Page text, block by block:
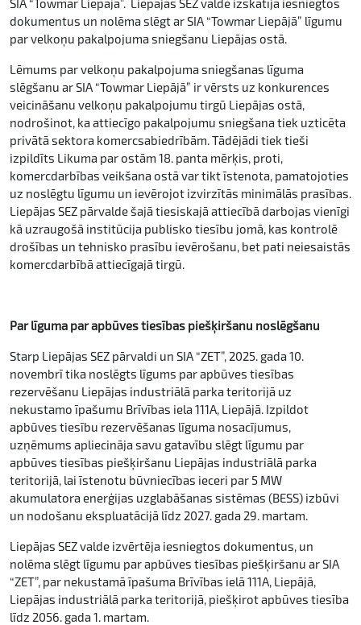
SIA “Towmar Liepājā”. Liepājas SEZ valde izskatīja iesniegtos
dokumentus un nolēma slēgt ar SIA “Towmar Liepājā” līgumu
par velkoņu pakalpojuma sniegšanu Liepājas ostā.
Lēmums par velkoņu pakalpojuma sniegšanas līguma
slēgšanu ar SIA “Towmar Liepājā” ir vērsts uz konkurences
veicināšanu velkoņu pakalpojumu tirgū Liepājas ostā,
nodrošinot, ka attiecīgo pakalpojumu sniegšana tiek uzticēta
privātā sektora komercsabiedrībām. Tādējādi tiek tieši
izpildīts Likuma par ostām 18. panta mērķis, proti,
komercdarbības veikšana ostā var tikt īstenota, pamatojoties
uz noslēgtu līgumu un ievērojot izvirzītās minimālās prasības.
Liepājas SEZ pārvalde šajā tiesiskajā attiecībā darbojas vienīgi
kā uzraugošā institūcija publisko tiesību jomā, kas kontrolē
drošības un tehnisko prasību ievērošanu, bet pati neiesaistās
komercdarbībā attiecīgajā tirgū.
Par līguma par apbūves tiesības piešķiršanu noslēgšanu
Starp Liepājas SEZ pārvaldi un SIA “ZET”, 2025. gada 10.
novembrī tika noslēgts līgums par apbūves tiesības
rezervēšanu Liepājas industriālā parka teritorijā uz
nekustamo īpašumu Brīvības iela 111A, Liepājā. Izpildot
apbūves tiesību rezervēšanas līguma nosacījumus,
uzņēmums apliecināja savu gatavību slēgt līgumu par
apbūves tiesības piešķiršanu Liepājas industriālā parka
teritorijā, lai īstenotu būvniecības ieceri par 5 MW
akumulatora enerģijas uzglabāšanas sistēmas (BESS) izbūvi
un nodošanu ekspluatācijā līdz 2027. gada 29. martam.
Liepājas SEZ valde izvērtēja iesniegtos dokumentus, un
nolēma slēgt līgumu par apbūves tiesības piešķiršanu ar SIA
“ZET”, par nekustamā īpašuma Brīvības ielā 111A, Liepājā,
Liepājas industriālā parka teritorijā, piešķirot apbūves tiesība
līdz 2056. gada 1. martam.